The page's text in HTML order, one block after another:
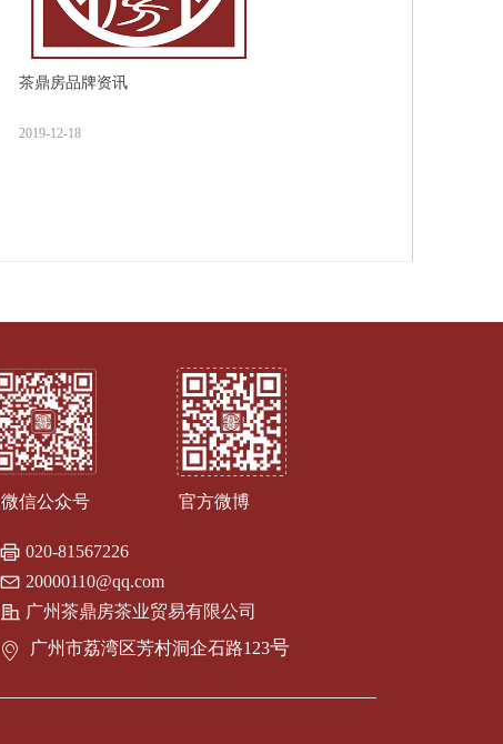
茶鼎房品牌资讯
2019-12-18
微信公众号 官方微博
020-81567226
20000110@qq.com
广州茶鼎房茶业贸易有限公司
广东省广州市荔湾区洞企石路123号
ꀷ 广州市荔湾区芳村洞企石路123号